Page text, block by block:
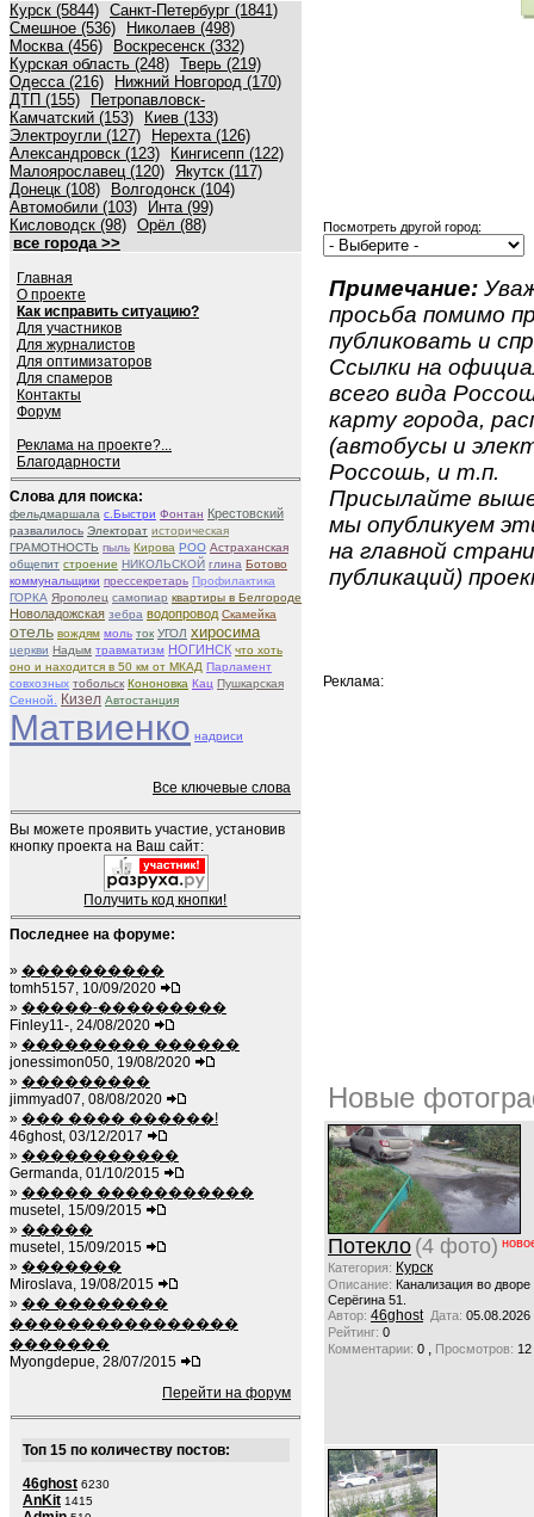
Курск (5844) Санкт-Петербург (1841)
Смешное (536)
Николаев (498)
Москва (456)
Воскресенск (332)
Курская область (248) Тверь (219)
Одесса (216)
Нижний Новгород (170)
ДТП (155)
Петропавловск-
Камчатский (153)
Киев (133)
Электроугли (127)
Нерехта (126)
Александровск (123)
Кингисепп (122)
Малоярославец (120) Якутск (117)
Донецк (108)
Волгодонск (104)
Автомобили (103)
Инта (99)
Кисловодск (98) Орёл (88)
все города >>
Главная
О проекте
Как исправить ситуацию?
Для участников
Для журналистов
Для оптимизаторов
Для спамеров
Контакты
Форум
Реклама на проекте?...
Благодарности
Слова для поиска:
фельдмаршала с.Быстри Фонтан Крестовский
развалилось Электорат историческая
ГРАМОТНОСТЬ пыль Кирова РОО Астраханская
общепит строение НИКОЛЬСКОЙ глина Ботово
коммунальщики прессекретарь Профилактика
ГОРКА Ярополец самопиар квартиры в Белгороде
Новоладожская зебра водопровод Скамейка
отель вождям моль ток УГОЛ хиросима
церкви Надым травматизм НОГИНСК что хоть
оно и находится в 50 км от МКАД Парламент
совхозных тобольск Кононовка Кац Пушкарская
Сенной.
Кизел Автостанция
Матвиенко надриси
Все ключевые слова
Вы можете проявить участие, установив
кнопку проекта на Ваш сайт:
Получить код кнопки!
Последнее на форуме:
» ����������
tomh5157, 10/09/2020
» �����-���������
Finley11-, 24/08/2020
» ��������� ������
jonessimon050, 19/08/2020
» ���������
jimmyad07, 08/08/2020
» ��� ���� ������!
46ghost, 03/12/2017
» �����������
Germanda, 01/10/2015
» ����� �����������
musetel, 15/09/2015
» �����
musetel, 15/09/2015
» �������
Miroslava, 19/08/2015
» �� ��������
����������������
�������
Myongdepue, 28/07/2015
Перейти на форум
Топ 15 по количеству постов:
46ghost 6230
AnKit 1415
Посмотреть другой город:
Примечание:
просьба помимо
публиковать и
Ссылки на
всего вида
карту города,
(автобусы и
Россошь, и т.п.
Присылайте
мы опубликуем
на главной
публикаций)
Реклама:
Новые
Потекло (4 фото)
Категория: Курск
Описание: Канализация во
Серёгина 51.
Автор: 46ghost Дата: 05.08.2026
Рейтинг: 0
Комментарии: 0 , Просмотров: 12